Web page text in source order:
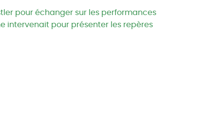
pour échanger sur les performances
intervenait pour présenter les repères